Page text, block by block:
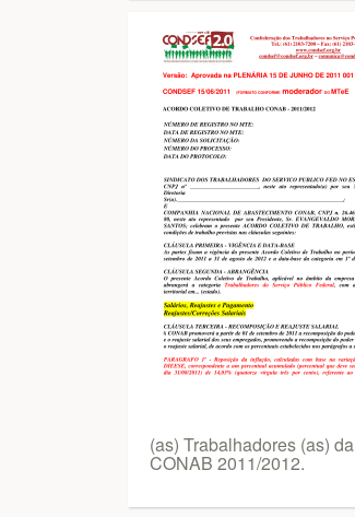
(as) Trabalhadores (as) da
CONAB 2011/2012.